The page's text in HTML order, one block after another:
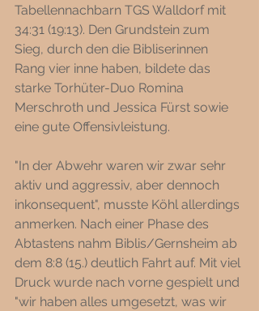
Tabellennachbarn TGS Walldorf mit
34:31 (19:13). Den Grundstein zum
Sieg, durch den die Bibliserinnen
Rang vier inne haben, bildete das
starke Torhüter-Duo Romina
Merschroth und Jessica Fürst sowie
eine gute Offensivleistung.
"In der Abwehr waren wir zwar sehr
aktiv und aggressiv, aber dennoch
inkonsequent", musste Köhl allerdings
anmerken. Nach einer Phase des
Abtastens nahm Biblis/Gernsheim ab
dem 8:8 (15.) deutlich Fahrt auf. Mit viel
Druck wurde nach vorne gespielt und
"wir haben alles umgesetzt, was wir